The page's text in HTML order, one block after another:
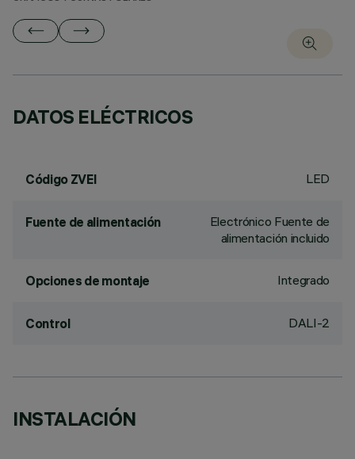
DATOS ELÉCTRICOS
Código ZVEI LED
Fuente de alimentación
Electrónico Fuente de
alimentación incluido
Opciones de montaje Integrado
Control DALI-2
INSTALACIÓN